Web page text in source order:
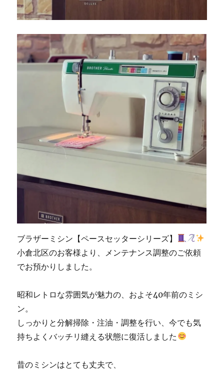
ブラザーミシン【ペースセッターシリーズ】
小倉北区のお客様より、メンテナンス調整のご依頼
でお預かりしました。
昭和レトロな雰囲気が魅力の、およそ40年前のミシ
ン。
しっかりと分解掃除・注油・調整を行い、今でも気
持ちよくバッチリ縫える状態に復活しました
昔のミシンはとても丈夫で、